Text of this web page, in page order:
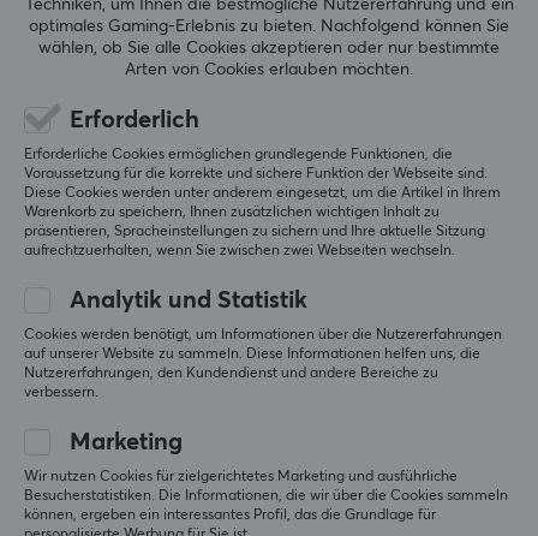
X-raypad Obsidian Mouse Skates Universal 6.5mm Dots - 40pcs
vor 5 Monaten
7 Likes
Jesper B
Verifizierter Käufer
Original anzeigen
X-raypad Obsidian Mouse Skates Universal 6.5mm Dots - 40pcs
Ali Reza M
Verifizierter Käufer
Techniken, um Ihnen die bestmögliche Nutzererfahrung und ein
optimales Gaming-Erlebnis zu bieten. Nachfolgend können Sie
wählen, ob Sie alle Cookies akzeptieren oder nur bestimmte
Arten von Cookies erlauben möchten.
Erforderlich
Erforderliche Cookies ermöglichen grundlegende Funktionen, die
Voraussetzung für die korrekte und sichere Funktion der Webseite sind.
Diese Cookies werden unter anderem eingesetzt, um die Artikel in Ihrem
Warenkorb zu speichern, Ihnen zusätzlichen wichtigen Inhalt zu
präsentieren, Spracheinstellungen zu sichern und Ihre aktuelle Sitzung
aufrechtzuerhalten, wenn Sie zwischen zwei Webseiten wechseln.
Analytik und Statistik
Cookies werden benötigt, um Informationen über die Nutzererfahrungen
auf unserer Website zu sammeln. Diese Informationen helfen uns, die
Nutzererfahrungen, den Kundendienst und andere Bereiche zu
verbessern.
Marketing
Wir nutzen Cookies für zielgerichtetes Marketing und ausführliche
Besucherstatistiken. Die Informationen, die wir über die Cookies sammeln
können, ergeben ein interessantes Profil, das die Grundlage für